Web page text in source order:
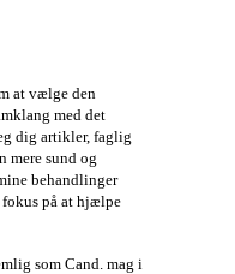
at vælge den
med det
dig artikler, faglig
mere sund og
behandlinger
på at hjælpe
som Cand. mag i